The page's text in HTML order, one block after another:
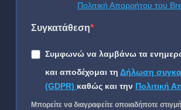
Πολιτική Απορρήτου του
Συγκατάθεση
Συμφωνώ να λαμβάνω τα
και αποδέχομαι τη Δήλωση
(GDPR) καθώς και την Πολιτική
Μπορείτε να διαγραφείτε οποιαδήποτε στιγμή